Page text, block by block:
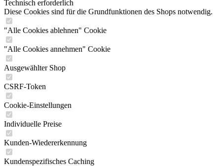
Technisch erforderlich
Diese Cookies sind für die Grundfunktionen des Shops notwendig.
"Alle Cookies ablehnen" Cookie
"Alle Cookies annehmen" Cookie
Ausgewählter Shop
CSRF-Token
Cookie-Einstellungen
Individuelle Preise
Kunden-Wiedererkennung
Kundenspezifisches Caching